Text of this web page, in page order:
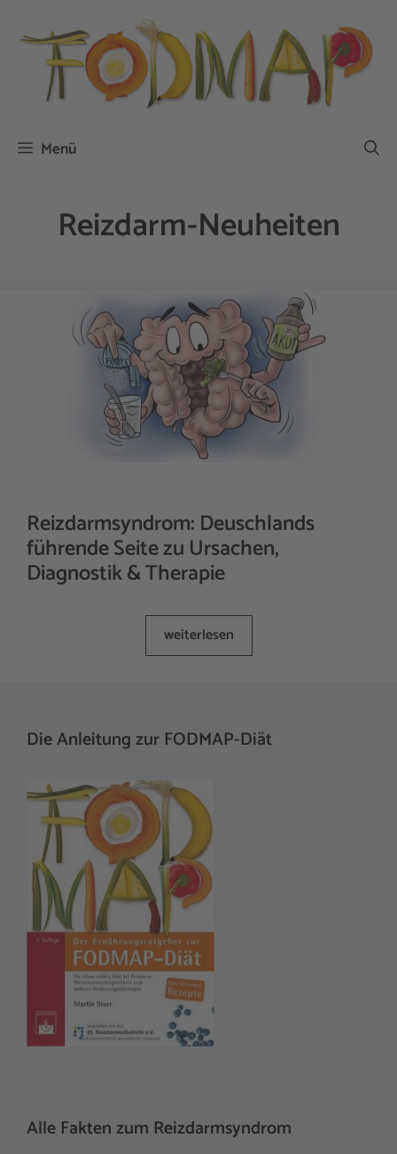
Inhalt
springen
Menü
Reizdarm-Neuheiten
Reizdarmsyndrom: Deuschlands
führende Seite zu Ursachen,
Diagnostik & Therapie
weiterlesen
Die Anleitung zur FODMAP-Diät
Alle Fakten zum Reizdarmsyndrom